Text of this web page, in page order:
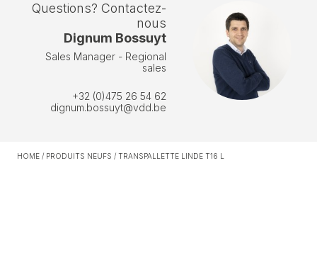
Questions? Contactez-
nous
Dignum Bossuyt
Sales Manager - Regional
sales
+32 (0)475 26 54 62
dignum.bossuyt@vdd.be
HOME / PRODUITS NEUFS / TRANSPALLETTE LINDE T16 L